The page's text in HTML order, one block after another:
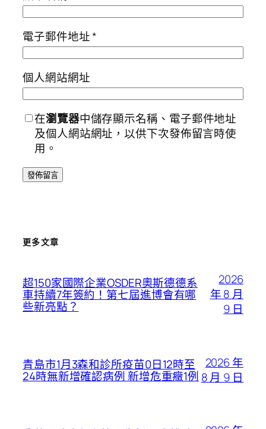
電子郵件地址*
個人網站網址
在瀏覽器中儲存顯示名稱、電子郵件地址
及個人網站網址，以供下次發佈留言時使
用。
更多文章
超150家國際企業OSDER奧斯德德系
車持續7年簽約！第七屆進博會有哪
些新亮點？
2026
年 8 月
9 日
青島市1月3森和診所疫苗0日12時至
24時無新增確認病例 新增危重癥1例
2026 年
8 月 9 日